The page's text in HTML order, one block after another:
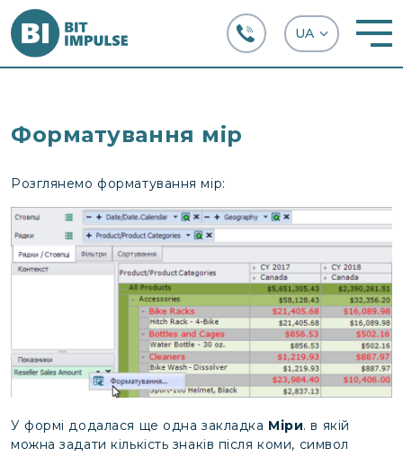
Форматування мір
Розглянемо форматування мір:
У формі додалася ще одна закладка Міри. в якій
можна задати кількість знаків після коми, символ